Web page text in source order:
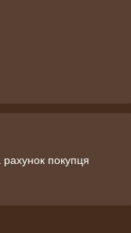
покупця